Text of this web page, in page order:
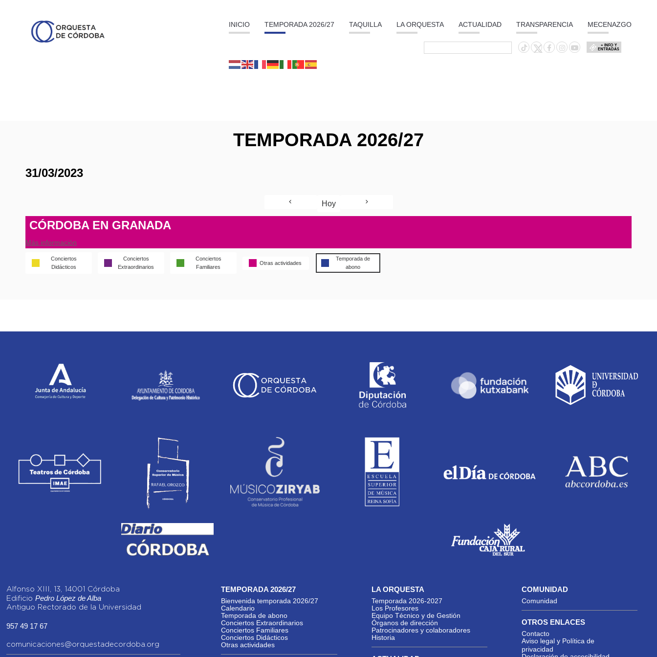
INICIO TEMPORADA 2026/27 TAQUILLA LA ORQUESTA ACTUALIDAD TRANSPARENCIA MECENAZGO
+ INFO Y
ENTRADAS
TEMPORADA 2026/27
31/03/2023
Hoy
CÓRDOBA EN GRANADA
Más información
Conciertos
Didácticos
Conciertos
Extraordinarios
Conciertos
Familiares
Otras actividades
Temporada de
abono
Alfonso XIII, 13, 14001 Córdoba
Edificio Pedro López de Alba
Antiguo Rectorado de la Universidad
957 49 17 67
comunicaciones@orquestadecordoba.org
TEMPORADA 2026/27
Bienvenida temporada 2026/27
Calendario
Temporada de abono
Conciertos Extraordinarios
Conciertos Familiares
Conciertos Didácticos
Otras actividades
LA ORQUESTA
Temporada 2026-2027
Los Profesores
Equipo Técnico y de Gestión
Órganos de dirección
Patrocinadores y colaboradores
Historia
COMUNIDAD
Comunidad
OTROS ENLACES
Contacto
Aviso legal y Política de
privacidad